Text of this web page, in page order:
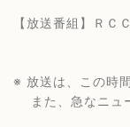
【放送番組】ＲＣ
※ 放送は、この時
また、急なニュ